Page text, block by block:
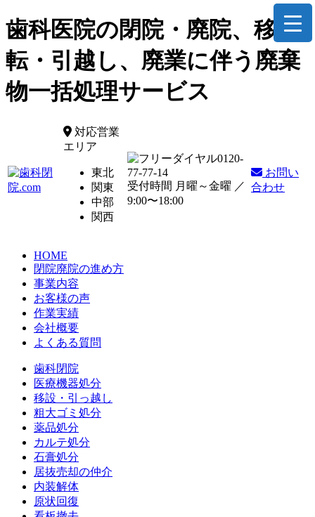
歯科医院の閉院・廃院、移
転・引越し、廃業に伴う廃棄
物一括処理サービス
対応営業
エリア
東北
関東
中部
関西
0120-
77-77-14
受付時間 月曜～金曜 ／
9:00〜18:00
お問い
合わせ
HOME
閉院廃院の進め方
事業内容
お客様の声
作業実績
会社概要
よくある質問
歯科閉院
医療機器処分
移設・引っ越し
粗大ゴミ処分
薬品処分
カルテ処分
石膏処分
居抜売却の仲介
内装解体
原状回復